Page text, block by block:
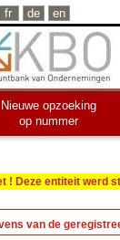
fr de en
Nieuwe opzoeking
op nummer
! Deze entiteit werd
van de